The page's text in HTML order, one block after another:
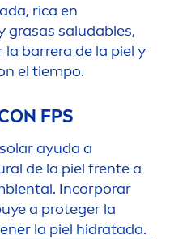
rica en
grasas saludables,
barrera de la piel y
el tiempo.
FPS
ayuda a
de la piel frente a
Incorporar
a proteger la
la piel hidratada.